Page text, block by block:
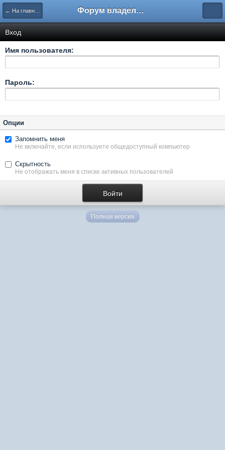
← На главную Форум владельцев интернет-магазинов
Вход
Имя пользователя:
Пароль:
Опции
Запомнить меня
Не включайте, если используете общедоступный компьютер
Скрытность
Не отображать меня в списке активных пользователей
Полная версия